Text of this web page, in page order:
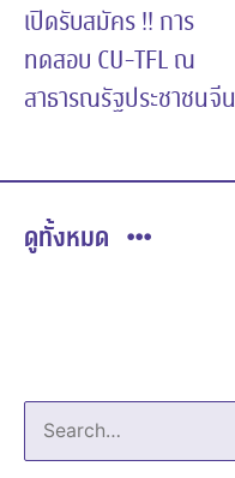
เปิดรับสมัคร !! การ
ทดสอบ CU-TFL ณ
สาธารณรัฐประชาชนจีน
ดูทั้งหมด
Search…